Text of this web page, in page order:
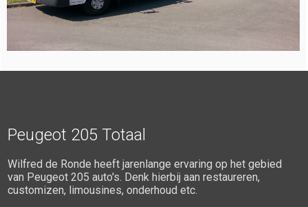
Peugeot 205 Totaal
Wilfred de Ronde heeft jarenlange ervaring op het gebied
van Peugeot 205 auto's. Denk hierbij aan restaureren,
customizen, limousines, onderhoud etc.